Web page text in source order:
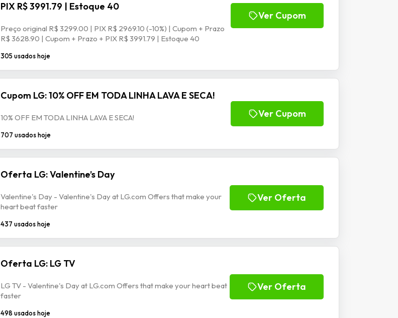
PIX R$ 3991.79 | Estoque 40
Preço original R$ 3299.00 | PIX R$ 2969.10 (-10%) | Cupom + Prazo
R$ 3628.90 | Cupom + Prazo + PIX R$ 3991.79 | Estoque 40
305 usados hoje
Ver Cupom
Cupom LG: 10% OFF EM TODA LINHA LAVA E SECA!
10% OFF EM TODA LINHA LAVA E SECA!
707 usados hoje
Ver Cupom
Oferta LG: Valentine’s Day
Valentine's Day - Valentine's Day at LG.com Offers that make your
heart beat faster
437 usados hoje
Ver Oferta
Oferta LG: LG TV
LG TV - Valentine's Day at LG.com Offers that make your heart beat
faster
498 usados hoje
Ver Oferta